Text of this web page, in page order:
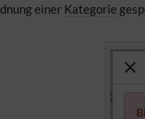
einer Kategorie